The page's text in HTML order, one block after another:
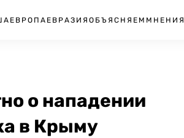
ЕВРОПА ЕВРАЗИЯ ОБЪЯСНЯЕМ МНЕНИЯ
о нападении
в Крыму